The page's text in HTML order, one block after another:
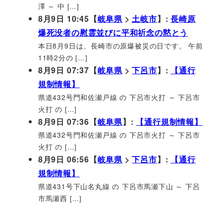
澤 ～ 中 […]
8月9日 10:45【岐阜県 >土岐市】:長崎原
爆死没者の慰霊並びに平和祈念の黙とう
本日8月9日は、長崎市の原爆被災の日です。 午前
11時2分の […]
8月9日 07:37【岐阜県 >下呂市】:
【通行
規制情報】
県道432号門和佐瀬戸線 の 下呂市火打 ～ 下呂市
火打 の […]
8月9日 07:36【岐阜県】: 【通行規制情報】
県道432号門和佐瀬戸線 の 下呂市火打 ～ 下呂市
火打 の […]
8月9日 06:56【岐阜県 >下呂市】:
【通行
規制情報】
県道431号下山名丸線 の 下呂市馬瀬下山 ～ 下呂
市馬瀬西 […]